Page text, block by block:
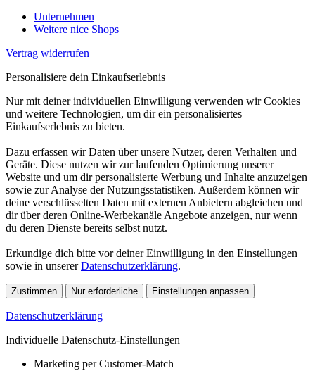
Unternehmen
Weitere nice Shops
Vertrag widerrufen
Personalisiere dein Einkaufserlebnis
Nur mit deiner individuellen Einwilligung verwenden wir Cookies
und weitere Technologien, um dir ein personalisiertes
Einkaufserlebnis zu bieten.
Dazu erfassen wir Daten über unsere Nutzer, deren Verhalten und
Geräte. Diese nutzen wir zur laufenden Optimierung unserer
Website und um dir personalisierte Werbung und Inhalte anzuzeigen
sowie zur Analyse der Nutzungsstatistiken. Außerdem können wir
deine verschlüsselten Daten mit externen Anbietern abgleichen und
dir über deren Online-Werbekanäle Angebote anzeigen, nur wenn
du deren Dienste bereits selbst nutzt.
Erkundige dich bitte vor deiner Einwilligung in den Einstellungen
sowie in unsererDatenschutzerklärung.
Zustimmen Nur erforderliche Einstellungen anpassen
Datenschutzerklärung
Individuelle Datenschutz-Einstellungen
Marketing per Customer-Match